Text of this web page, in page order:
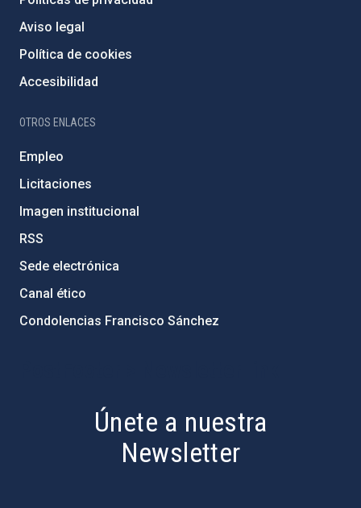
Aviso legal
Política de cookies
Accesibilidad
OTROS ENLACES
Empleo
Licitaciones
Imagen institucional
RSS
Sede electrónica
Canal ético
Condolencias Francisco Sánchez
Únete a nuestra
Newsletter